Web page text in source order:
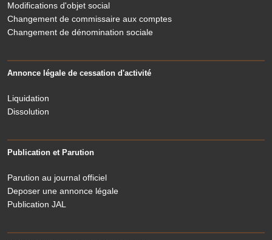
Modifications d'objet social
Changement de commissaire aux comptes
Changement de dénomination sociale
Annonce légale de cessation d'activité
Liquidation
Dissolution
Publication et Parution
Parution au journal officiel
Deposer une annonce légale
Publication JAL